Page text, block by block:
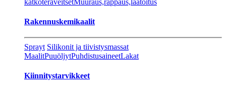
Rakennuskemikaalit
Sprayt Silikonit ja tiivistysmassat
MaalitPuuöljytPuhdistusaineetLakat
Kiinnitystarvikkeet